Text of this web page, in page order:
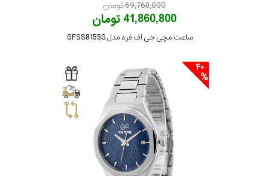
69,768,000 تومان
41,860,800 تومان
ساعت مچی جی اف فره مدل GFSS8155G